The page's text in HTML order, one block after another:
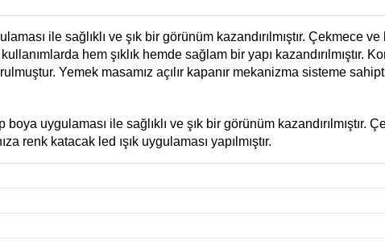
ile sağlıklı ve şık bir görünüm kazandırılmıştır. Çekmece
hem şıklık hemde sağlam bir yapı kazandırılmıştır.
Yemek masamız açılır kapanır mekanizma sisteme
uygulaması ile sağlıklı ve şık bir görünüm kazandırılmıştır.
renk katacak led ışık uygulaması yapılmıştır.